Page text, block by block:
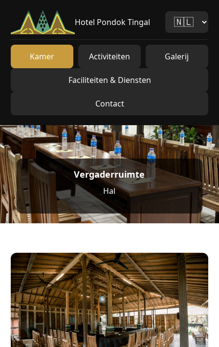
Hotel Pondok Tingal
Kamer Activiteiten Galerij
Faciliteiten & Diensten
Contact
Vergaderruimte
Hal